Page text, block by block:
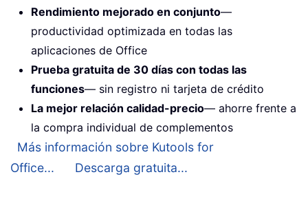
Rendimiento mejorado en conjunto—
productividad optimizada en todas las
aplicaciones de Office
Prueba gratuita de 30 días con todas las
funciones— sin registro ni tarjeta de crédito
La mejor relación calidad-precio— ahorre frente a
la compra individual de complementos
Más información sobre Kutools for
Office...
Descarga gratuita...